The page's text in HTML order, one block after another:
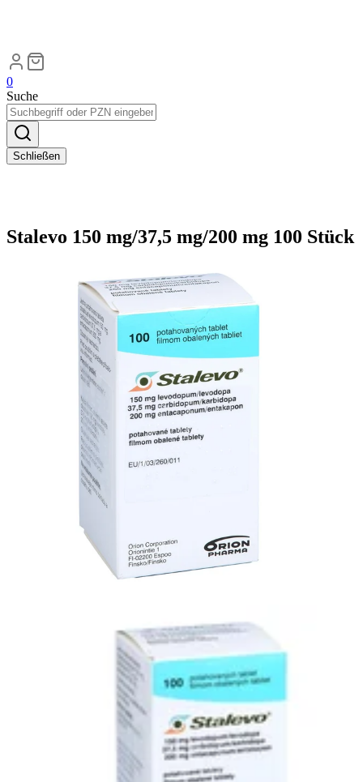
0
Suche
Schließen
Stalevo 150 mg/37,5 mg/200 mg 100 Stück